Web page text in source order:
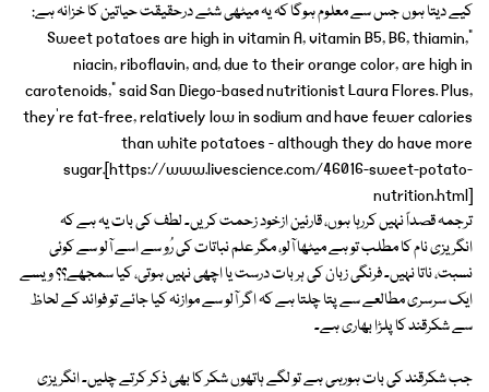
کیے دیتا ہوں جس سے معلوم ہوگا کہ یہ میٹھی شئے درحقیقت حیاتین کا خزانہ ہے:
"Sweet potatoes are high in vitamin A, vitamin B5, B6, thiamin,
niacin, riboflavin, and, due to their orange color, are high in
carotenoids," said San Diego-based nutritionist Laura Flores. Plus,
they're fat-free, relatively low in sodium and have fewer calories
than white potatoes - although they do have more
sugar.[https://www.livescience.com/46016-sweet-potato-
nutrition.html]
ترجمہ قصداً نہیں کررہا ہوں، قارئین ازخود زحمت کریں۔ لطف کی بات یہ ہے کہ
انگریزی نام کا مطلب تو ہے میٹھا آلو، مگر علم نباتات کی رُو سے اسے آلو سے کوئی
نسبت، ناتا نہیں۔ فرنگی زبان کی ہر بات درست یا اچھی نہیں ہوتی، کیا سمجھے؟؟ ویسے
ایک سرسری مطالعے سے پتا چلتا ہے کہ اگر آلو سے موازنہ کیا جائے تو فوائد کے لحاظ
سے شکرقند کا پلڑا بھاری ہے۔
جب شکرقند کی بات ہورہی ہے تو لگے ہاتھوں شکر کا بھی ذکر کرتے چلیں۔ انگریزی